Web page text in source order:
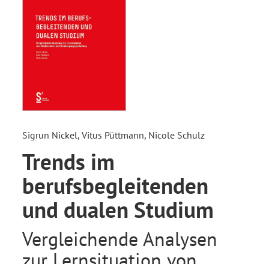
Sigrun Nickel, Vitus Püttmann, Nicole Schulz
Trends im
berufsbegleitenden
und dualen Studium
Vergleichende Analysen